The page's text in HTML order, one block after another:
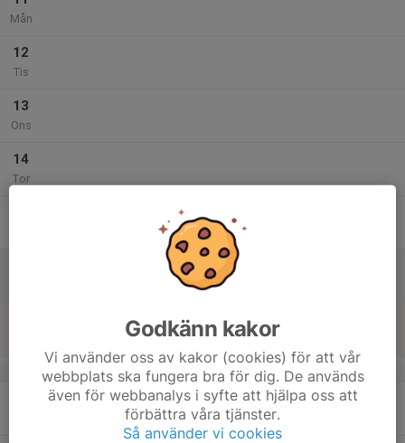
Mån
12
Tis
13
Ons
14
Tor
Inomhusträning
Pjäshallen
v.47
Godkänn kakor
Vi använder oss av kakor (cookies) för att vår
webbplats ska fungera bra för dig. De används
även för webbanalys i syfte att hjälpa oss att
förbättra våra tjänster.
Så använder vi cookies